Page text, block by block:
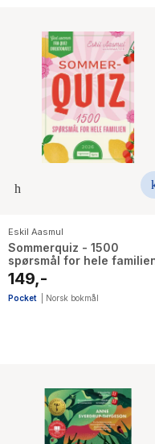
Eskil Aasmul
Sommerquiz - 1500
spørsmål for hele
149,-
Pocket Norsk bokmål